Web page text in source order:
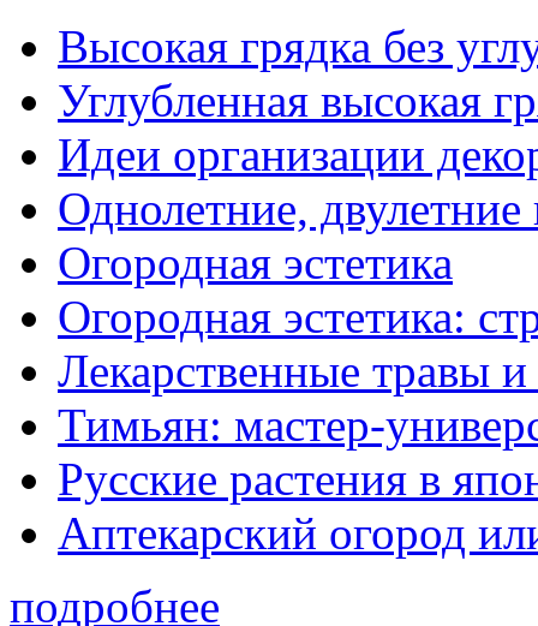
Высокая грядка без
Углубленная высокая
Идеи организации
Однолетние,
Огородная эстетика
Огородная эстетика:
Лекарственные травы и
Тимьян: мастер-
Русские растения в
Аптекарский огород
подробнее